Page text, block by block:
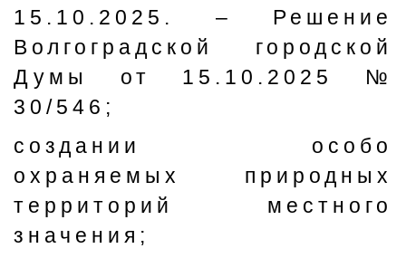
15.10.2025. – Решение
Волгоградской городской
Думы от 15.10.2025 №
30/546;
создании особо
охраняемых природных
территорий местного
значения;